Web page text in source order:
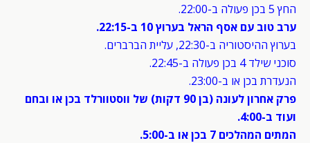
החץ 5 בכן פעולה ב-22:00.
ערב טוב עם אסף הראל בערוץ 10 ב-22:15.
בערוץ ההיסטוריה ב-22:30, עליית הברברים.
סוכני שילד 4 בכן פעולה ב-22:45.
הנעדרת בכן או ב-23:00.
פרק אחרון לעונה (בן 90 דקות) של ווסטוורלד בכן או ובחם
ועוד ב-4:00.
המתים המהלכים 7 בכן או ב-5:00.